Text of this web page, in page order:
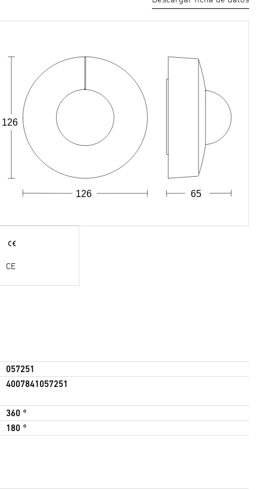
65
126
126
CE
057251
4007841057251
360 °
180 °